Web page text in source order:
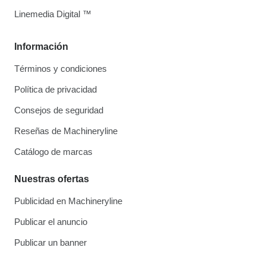
Información
Términos y condiciones
Política de privacidad
Consejos de seguridad
Reseñas de Machineryline
Catálogo de marcas
Nuestras ofertas
Publicidad en Machineryline
Publicar el anuncio
Publicar un banner
Linemedia Digital ™